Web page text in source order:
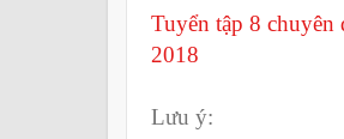
Tuyển tập 8
2018
Lưu ý: